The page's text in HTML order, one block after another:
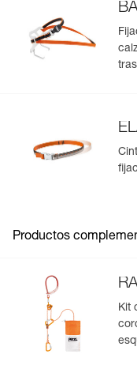
Productos
Kit